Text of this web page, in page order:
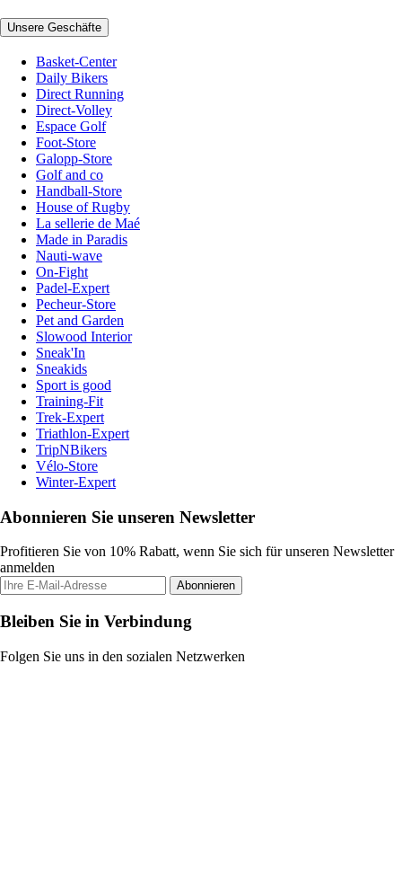
Unsere Geschäfte
Basket-Center
Daily Bikers
Direct Running
Direct-Volley
Espace Golf
Foot-Store
Galopp-Store
Golf and co
Handball-Store
House of Rugby
La sellerie de Maé
Made in Paradis
Nauti-wave
On-Fight
Padel-Expert
Pecheur-Store
Pet and Garden
Slowood Interior
Sneak'In
Sneakids
Sport is good
Training-Fit
Trek-Expert
Triathlon-Expert
TripNBikers
Vélo-Store
Winter-Expert
Abonnieren Sie unseren Newsletter
Profitieren Sie von 10% Rabatt, wenn Sie sich für unseren Newsletter
anmelden
Abonnieren
Bleiben Sie in Verbindung
Folgen Sie uns in den sozialen Netzwerken